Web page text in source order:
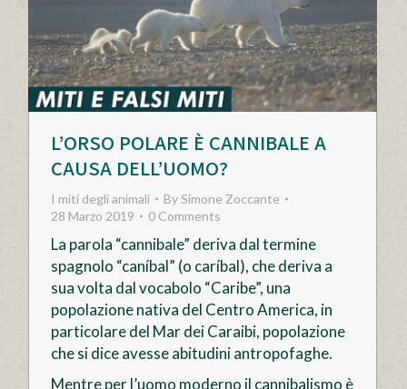
L’ORSO POLARE È CANNIBALE A
CAUSA DELL’UOMO?
I miti degli animali BySimone Zoccante
28 Marzo 2019
0 Comments
La parola “cannibale” deriva dal termine
spagnolo “caníbal” (o caríbal), che deriva a
sua volta dal vocabolo “Caribe”, una
popolazione nativa del Centro America, in
particolare del Mar dei Caraibi, popolazione
che si dice avesse abitudini antropofaghe.
Mentre per l’uomo moderno il cannibalismo è